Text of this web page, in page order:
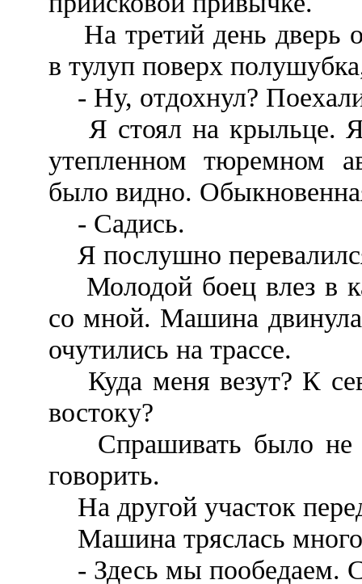
На третий день дверь
в тулуп поверх
- Ну, отдохнул?
Я стоял на крыльце. Я
утепленном тюремном
было видно.
- Садись.
Я послушно
Молодой боец влез в
со мной. Машина
очутились на трассе.
Куда меня везут? К
востоку?
Спрашивать было не
говорить.
На другой участок
Машина тряслась много
- Здесь мы пообедаем.